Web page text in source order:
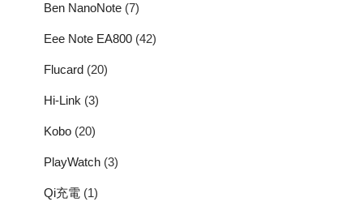
Ben NanoNote (7)
Eee Note EA800 (42)
Flucard (20)
Hi-Link (3)
Kobo (20)
PlayWatch (3)
Qi充電 (1)